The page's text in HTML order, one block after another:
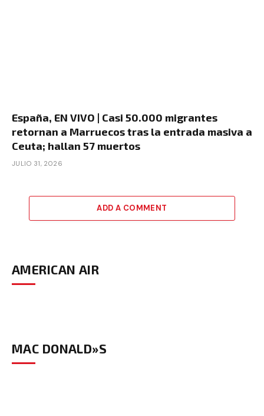
España, EN VIVO | Casi 50.000 migrantes
retornan a Marruecos tras la entrada masiva a
Ceuta; hallan 57 muertos
JULIO 31, 2026
ADD A COMMENT
AMERICAN AIR
MAC DONALD»S